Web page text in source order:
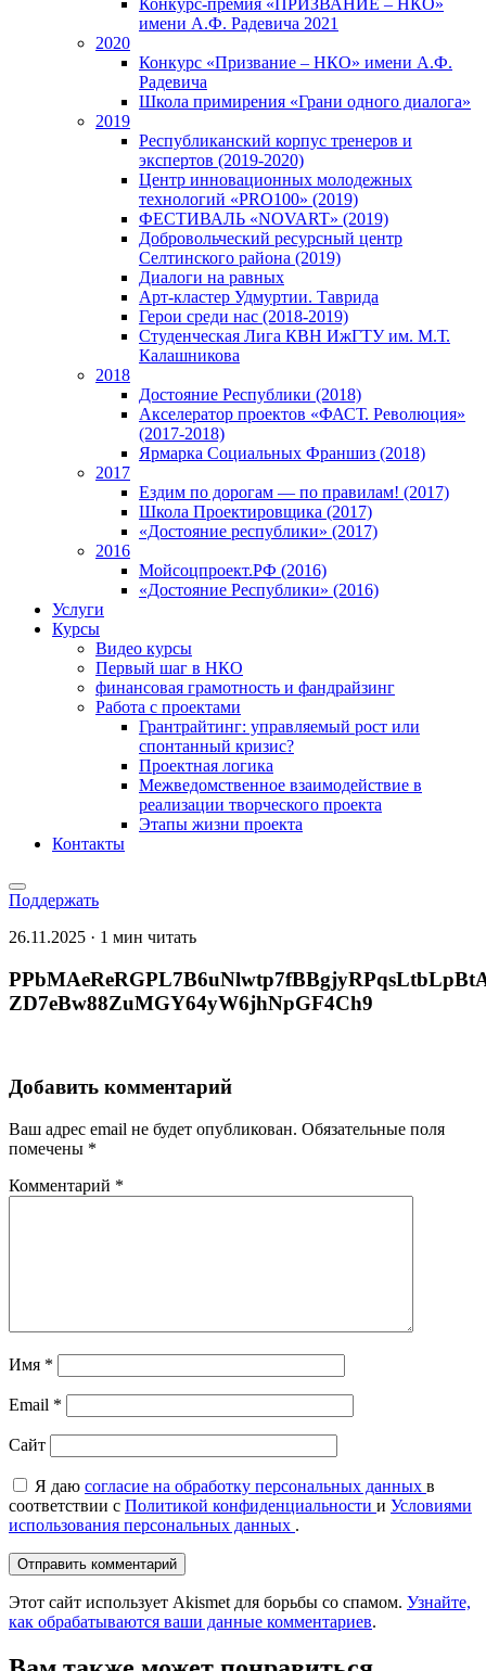
Конкурс-премия «ПРИЗВАНИЕ – НКО»
имени А.Ф. Радевича 2021
2020
Конкурс «Призвание – НКО» имени А.Ф.
Радевича
Школа примирения «Грани одного диалога»
2019
Республиканский корпус тренеров и
экспертов (2019-2020)
Центр инновационных молодежных
технологий «PRO100» (2019)
ФЕСТИВАЛЬ «NOVART» (2019)
Добровольческий ресурсный центр
Селтинского района (2019)
Диалоги на равных
Арт-кластер Удмуртии. Таврида
Герои среди нас (2018-2019)
Студенческая Лига КВН ИжГТУ им. М.Т.
Калашникова
2018
Достояние Республики (2018)
Акселератор проектов «ФАСТ. Революция»
(2017-2018)
Ярмарка Социальных Франшиз (2018)
2017
Ездим по дорогам — по правилам! (2017)
Школа Проектировщика (2017)
«Достояние республики» (2017)
2016
Мойсоцпроект.РФ (2016)
«Достояние Республики» (2016)
Услуги
Курсы
Видео курсы
Первый шаг в НКО
финансовая грамотность и фандрайзинг
Работа с проектами
Грантрайтинг: управляемый рост или
спонтанный кризис?
Проектная логика
Межведомственное взаимодействие в
реализации творческого проекта
Этапы жизни проекта
Контакты
Поддержать
26.11.2025 · 1 мин читать
ZD7eBw88ZuMGY64yW6jhNpGF4Ch9
Добавить комментарий
Ваш адрес email не будет опубликован. Обязательные поля
помечены *
Комментарий *
Имя *
Email *
Сайт
Я даю согласие на обработку персональных данных в
соответствии с Политикой конфиденциальности и Условиями
использования персональных данных .
Этот сайт использует Akismet для борьбы со спамом. Узнайте,
как обрабатываются ваши данные комментариев.